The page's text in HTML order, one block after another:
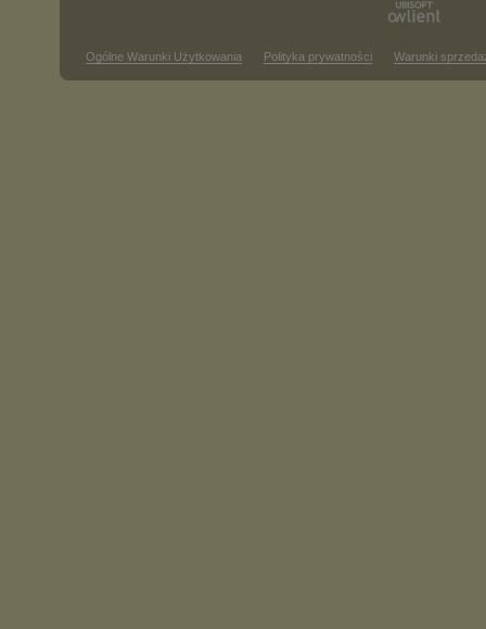
Ogólne Warunki Użytkowania Polityka prywatności Warunki